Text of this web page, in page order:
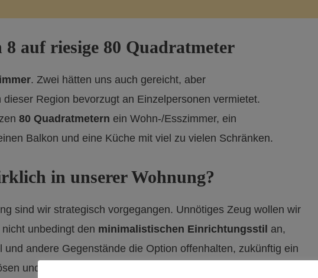
auf riesige 80 Quadratmeter
. Zwei hätten uns auch gereicht, aber
Region bevorzugt an Einzelpersonen vermietet.
80 Quadratmetern ein Wohn-/Esszimmer, ein
Balkon und eine Küche mit viel zu vielen Schränken.
in unserer Wohnung?
sind wir strategisch vorgegangen. Unnötiges Zeug wollen wir
unbedingt den minimalistischen Einrichtungsstil an,
andere Gegenstände die Option offenhalten, zukünftig ein
und wieder zu reisen.